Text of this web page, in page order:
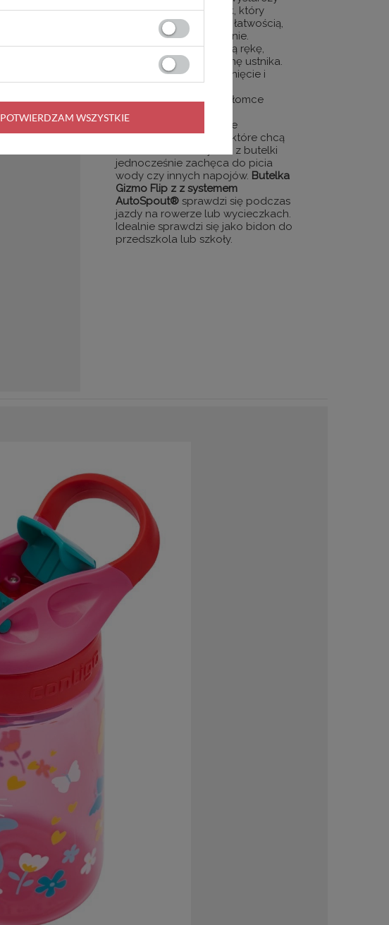
nacisnąć jeden przycisk, który
otwiera ustnik. Pije się z łatwością,
szybko gasząc pragnienie.
Zamykasz butelkę jedną rękę,
chowając go pod osłonę ustnika.
W 100% szczelne zamknięcie i
100% ochrona przed
zabrudzeniami. Dzięki słomce
wygodnie się pije bez
przechylania. To idealne
rozwiązanie dla dzieci, które chcą
samodzielnie korzystać z butelki
jednocześnie zachęca do picia
wody czy innych napojów. Butelka
Gizmo Flip z z systemem
AutoSpout® sprawdzi się podczas
jazdy na rowerze lub wycieczkach.
Idealnie sprawdzi się jako bidon do
przedszkola lub szkoły.
POTWIERDZAM WSZYSTKIE